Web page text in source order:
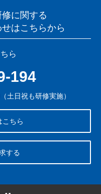
に関する
はこちらから
ら
194
土日祝も研修実施）
ちら
する